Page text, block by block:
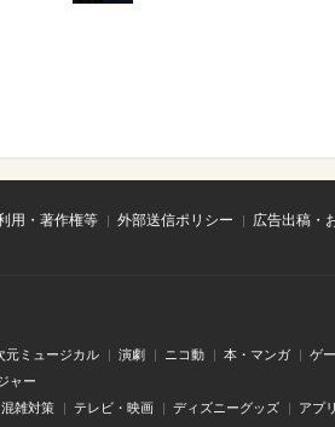
用・著作権等 外部送信ポリシー
広告出稿・
元ミュージカル 演劇 ニコ動 本・マンガ ゲ
ャー
混雑対策 テレビ・映画 ディズニーグッズ アプ